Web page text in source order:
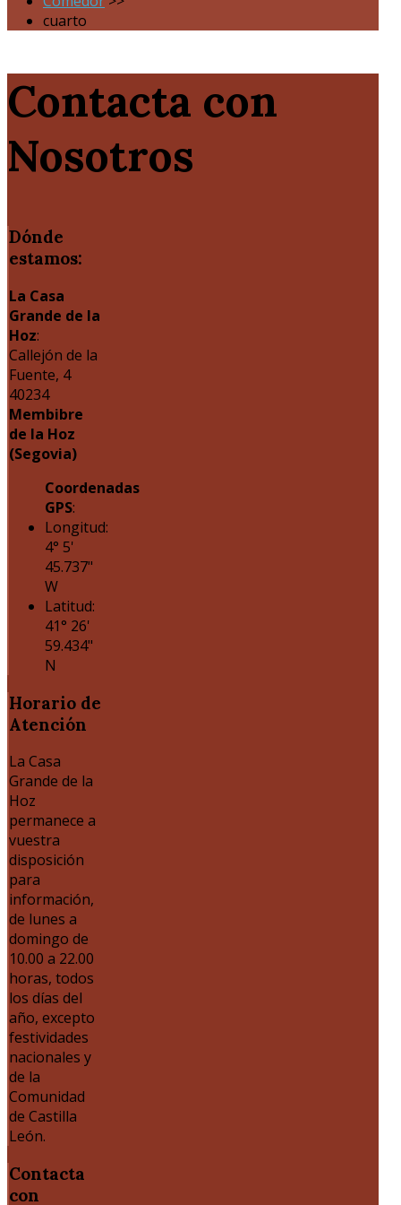
cuarto
Contacta con
Nosotros
Dónde
estamos:
La Casa
Grande de la
Hoz:
Callejón de la
Fuente, 4
40234
Membibre
de la Hoz
(Segovia)
Coordenadas
GPS:
Longitud:
4° 5'
45.737"
W
Latitud:
41° 26'
59.434"
N
Horario de
Atención
La Casa
Grande de la
Hoz
permanece a
vuestra
disposición
para
información,
de lunes a
domingo de
10.00 a 22.00
horas, todos
los días del
año, excepto
festividades
nacionales y
de la
Comunidad
de Castilla
León.
Contacta
con